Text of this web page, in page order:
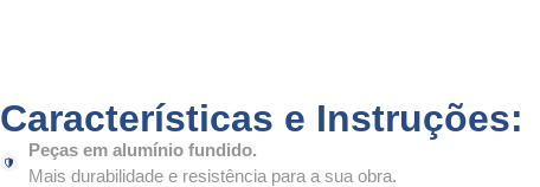
Características e Instruções:
Peças em alumínio fundido.
Mais durabilidade e resistência para a sua obra.